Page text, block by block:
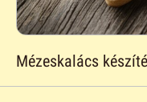
Mézeskalács